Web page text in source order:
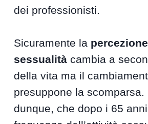
dei professionisti.
Sicuramente la
sessualità cambia a
della vita ma il
presuppone la scomparsa.
dunque, che dopo i 65